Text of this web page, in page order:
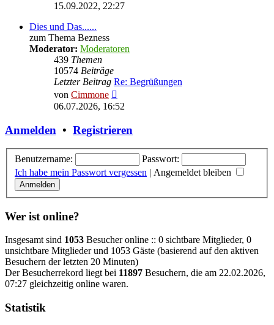
15.09.2022, 22:27
Dies und Das......
zum Thema Bezness
Moderator: Moderatoren
439 Themen
10574 Beiträge
Letzter Beitrag Re: Begrüßungen
von Cimmone
Beitrag
06.07.2026, 16:52
Anmelden • Registrieren
Benutzername:
Passwort:
Ich habe mein Passwort vergessen | Angemeldet bleiben
Wer ist online?
Insgesamt sind 1053 Besucher online :: 0 sichtbare Mitglieder, 0
unsichtbare Mitglieder und 1053 Gäste (basierend auf den aktiven
Besuchern der letzten 20 Minuten)
Der Besucherrekord liegt bei 11897 Besuchern, die am 22.02.2026,
07:27 gleichzeitig online waren.
Statistik